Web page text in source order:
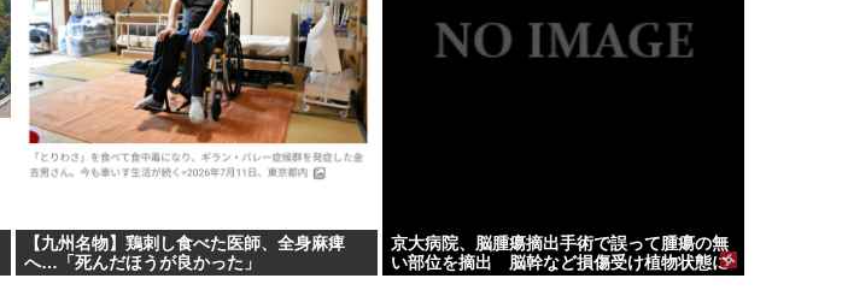
【九州名物】鶏刺し食べた医師、全身麻痺
へ…「死んだほうが良かった」
京大病院、脳腫瘍摘出手術で誤って腫瘍の無
い部位を摘出 脳幹など損傷受け植物状態に